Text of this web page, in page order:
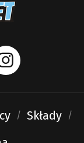
Składy